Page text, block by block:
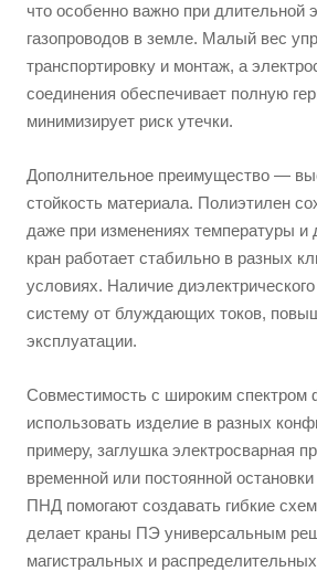
что особенно важно при длительной
газопроводов в земле. Малый вес
транспортировку и монтаж, а
соединения обеспечивает полную
минимизирует риск утечки.
Дополнительное преимущество —
стойкость материала. Полиэтилен
даже при изменениях температуры и
кран работает стабильно в разных
условиях. Наличие
систему от блуждающих токов,
эксплуатации.
Совместимость с широким спектром
использовать изделие в разных
примеру, заглушка электросварная
временной или постоянной
ПНД помогают создавать гибкие
делает краны ПЭ универсальным
магистральных и